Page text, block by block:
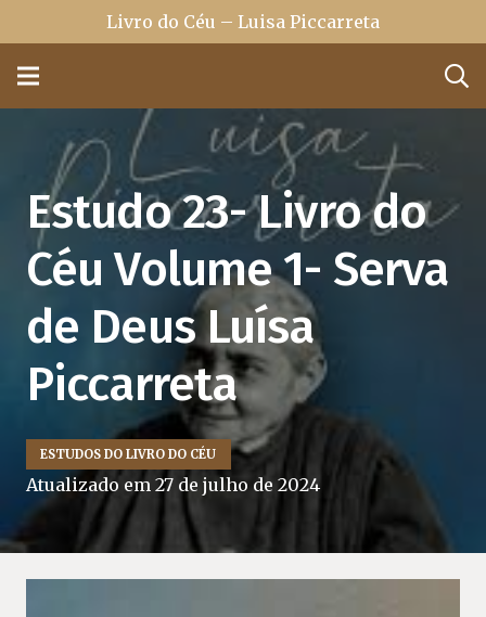
Livro do Céu – Luisa Piccarreta
Estudo 23- Livro do
Céu Volume 1- Serva
de Deus Luísa
Piccarreta
ESTUDOS DO LIVRO DO CÉU
Atualizado em 27 de julho de 2024